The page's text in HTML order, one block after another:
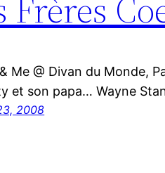
Me @ Divan du Monde,
et son papa… Wayne
2008